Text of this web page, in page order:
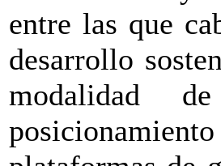
entre las que
desarrollo
modalidad